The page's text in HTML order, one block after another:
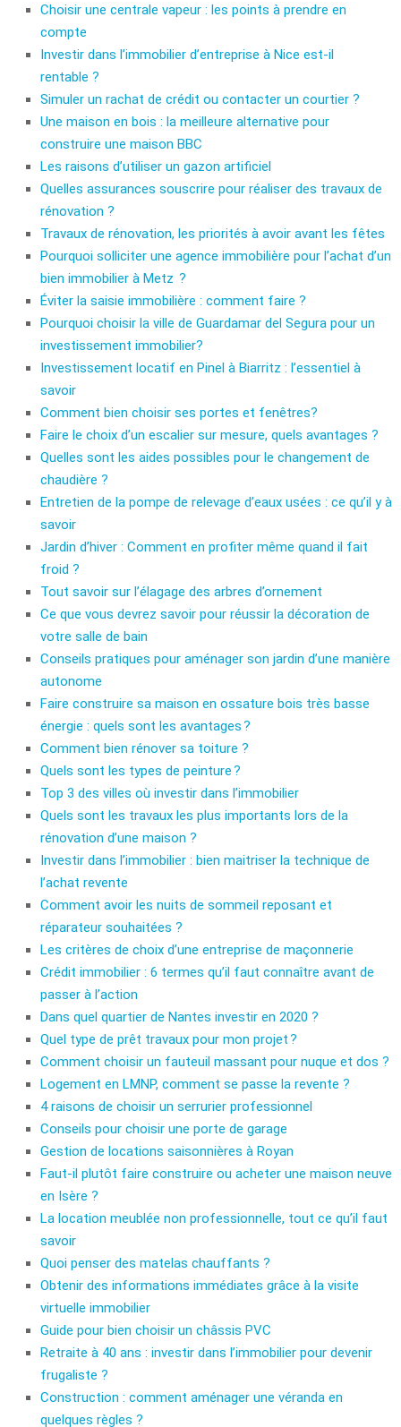
Choisir une centrale vapeur : les points à prendre en
compte
Investir dans l’immobilier d’entreprise à Nice est-il
rentable ?
Simuler un rachat de crédit ou contacter un courtier ?
Une maison en bois : la meilleure alternative pour
construire une maison BBC
Les raisons d’utiliser un gazon artificiel
Quelles assurances souscrire pour réaliser des travaux de
rénovation ?
Travaux de rénovation, les priorités à avoir avant les fêtes
Pourquoi solliciter une agence immobilière pour l’achat d’un
bien immobilier à Metz ?
Éviter la saisie immobilière : comment faire ?
Pourquoi choisir la ville de Guardamar del Segura pour un
investissement immobilier?
Investissement locatif en Pinel à Biarritz : l’essentiel à
savoir
Comment bien choisir ses portes et fenêtres?
Faire le choix d’un escalier sur mesure, quels avantages ?
Quelles sont les aides possibles pour le changement de
chaudière ?
Entretien de la pompe de relevage d’eaux usées : ce qu’il y à
savoir
Jardin d’hiver : Comment en profiter même quand il fait
froid ?
Tout savoir sur l’élagage des arbres d’ornement
Ce que vous devrez savoir pour réussir la décoration de
votre salle de bain
Conseils pratiques pour aménager son jardin d’une manière
autonome
Faire construire sa maison en ossature bois très basse
énergie : quels sont les avantages ?
Comment bien rénover sa toiture ?
Quels sont les types de peinture ?
Top 3 des villes où investir dans l’immobilier
Quels sont les travaux les plus importants lors de la
rénovation d’une maison ?
Investir dans l’immobilier : bien maitriser la technique de
l’achat revente
Comment avoir les nuits de sommeil reposant et
réparateur souhaitées ?
Les critères de choix d’une entreprise de maçonnerie
Crédit immobilier : 6 termes qu’il faut connaître avant de
passer à l’action
Dans quel quartier de Nantes investir en 2020 ?
Quel type de prêt travaux pour mon projet ?
Comment choisir un fauteuil massant pour nuque et dos ?
Logement en LMNP, comment se passe la revente ?
4 raisons de choisir un serrurier professionnel
Conseils pour choisir une porte de garage
Gestion de locations saisonnières à Royan
Faut-il plutôt faire construire ou acheter une maison neuve
en Isère ?
La location meublée non professionnelle, tout ce qu’il faut
savoir
Quoi penser des matelas chauffants ?
Obtenir des informations immédiates grâce à la visite
virtuelle immobilier
Guide pour bien choisir un châssis PVC
Retraite à 40 ans : investir dans l’immobilier pour devenir
frugaliste ?
Construction : comment aménager une véranda en
quelques règles ?